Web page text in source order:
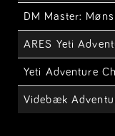
DM Master:
ARES Yeti
Yeti Adventure
Videbæk